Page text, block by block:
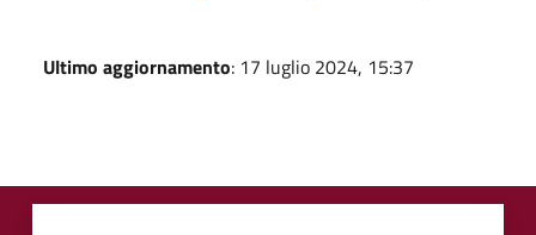
Ultimo aggiornamento: 17 luglio 2024, 15:37